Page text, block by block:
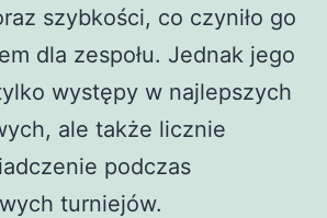
szybkości, co czyniło go
dla zespołu. Jednak jego
występy w najlepszych
ale także licznie
podczas
turniejów.